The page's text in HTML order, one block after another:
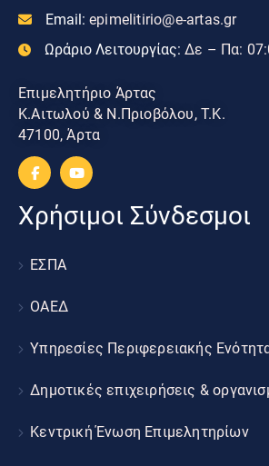
Email: epimelitirio@e-artas.gr
Ωράριο Λειτουργίας: Δε – Πα:
Επιμελητήριο Άρτας
Κ.Αιτωλού & Ν.Πριοβόλου, Τ.Κ.
47100, Άρτα
Χρήσιμοι Σύνδεσμοι
ΕΣΠΑ
ΟΑΕΔ
Υπηρεσίες Περιφερειακής
Δημοτικές επιχειρήσεις &
Κεντρική Ένωση Επιμελητηρίων